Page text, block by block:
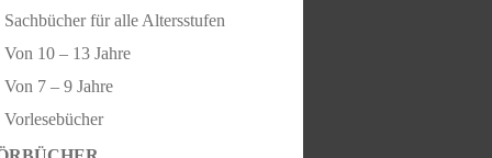
Sachbücher für alle Altersstufen
Von 10 – 13 Jahre
Von 7 – 9 Jahre
Vorlesebücher